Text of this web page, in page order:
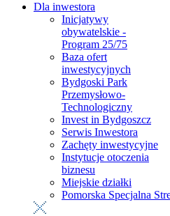
Dla inwestora
Inicjatywy
obywatelskie -
Program 25/75
Baza ofert
inwestycyjnych
Bydgoski Park
Przemysłowo-
Technologiczny
Invest in Bydgoszcz
Serwis Inwestora
Zachęty inwestycyjne
Instytucje otoczenia
biznesu
Miejskie działki
Pomorska Specjalna